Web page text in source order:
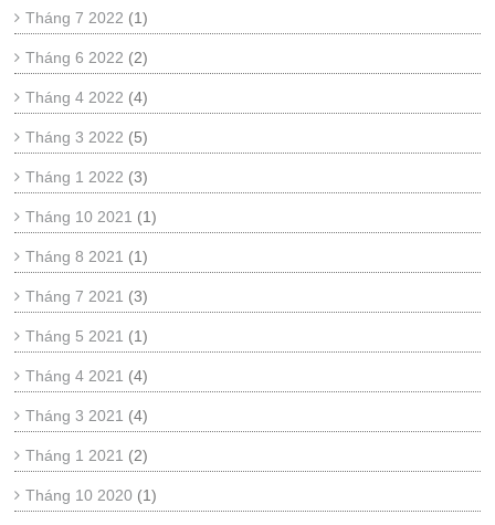
Tháng 7 2022 (1)
Tháng 6 2022 (2)
Tháng 4 2022 (4)
Tháng 3 2022 (5)
Tháng 1 2022 (3)
Tháng 10 2021 (1)
Tháng 8 2021 (1)
Tháng 7 2021 (3)
Tháng 5 2021 (1)
Tháng 4 2021 (4)
Tháng 3 2021 (4)
Tháng 1 2021 (2)
Tháng 10 2020 (1)